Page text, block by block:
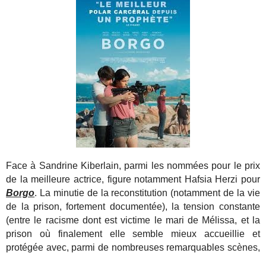
Face à Sandrine Kiberlain, parmi les nommées pour le prix
de la meilleure actrice, figure notamment Hafsia Herzi pour
Borgo. La minutie de la reconstitution (notamment de la vie
de la prison, fortement documentée), la tension constante
(entre le racisme dont est victime le mari de Mélissa, et la
prison où finalement elle semble mieux accueillie et
protégée avec, parmi de nombreuses remarquables scènes,